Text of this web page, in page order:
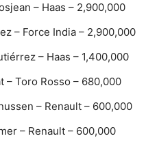
– Haas – 2,900,000
– Force India – 2,900,000
– Haas – 1,400,000
– Toro Rosso – 680,000
– Renault – 600,000
– Renault – 600,000